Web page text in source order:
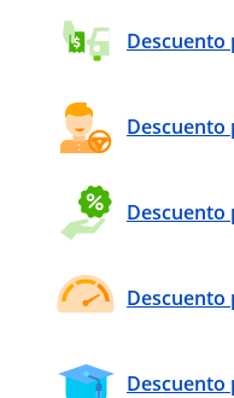
Descuento
Descuento